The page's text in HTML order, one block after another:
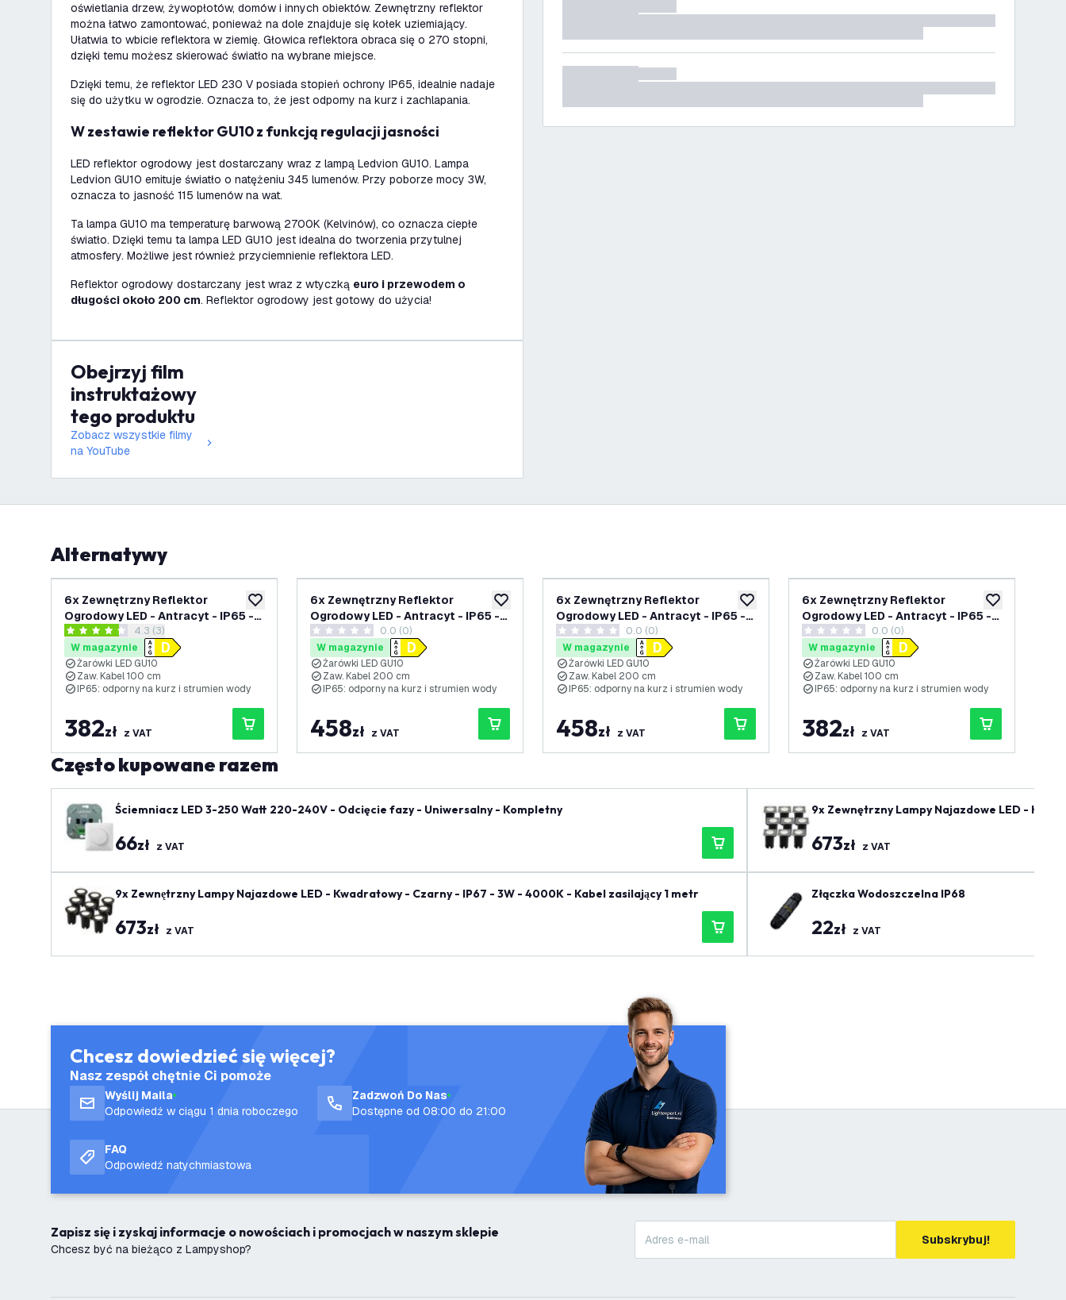
oświetlania drzew, żywopłotów, domów i innych obiektów. Zewnętrzny reflektor
można łatwo zamontować, ponieważ na dole znajduje się kołek uziemiający.
Ułatwia to wbicie reflektora w ziemię. Głowica reflektora obraca się o 270 stopni,
dzięki temu możesz skierować światło na wybrane miejsce.
Dzięki temu, że reflektor LED 230 V posiada stopień ochrony IP65, idealnie nadaje
się do użytku w ogrodzie. Oznacza to, że jest odporny na kurz i zachlapania.
W zestawie reflektor GU10 z funkcją regulacji jasności
LED reflektor ogrodowy jest dostarczany wraz z lampą Ledvion GU10. Lampa
Ledvion GU10 emituje światło o natężeniu 345 lumenów. Przy poborze mocy 3W,
oznacza to jasność 115 lumenów na wat.
Ta lampa GU10 ma temperaturę barwową 2700K (Kelvinów), co oznacza ciepłe
światło. Dzięki temu ta lampa LED GU10 jest idealna do tworzenia przytulnej
atmosfery. Możliwe jest również przyciemnienie reflektora LED.
Reflektor ogrodowy dostarczany jest wraz z wtyczką euro i przewodem o
długości około 200 cm. Reflektor ogrodowy jest gotowy do użycia!
Obejrzyj film
instruktażowy
tego produktu
Zobacz wszystkie filmy
na YouTube
Alternatywy
dodaj do listy życzeń
6x Zewnętrzny Reflektor
Ogrodowy LED - Antracyt - IP65 -
3W - 2700K - Kabel zasilający 1
metr
otwórz panel recenzji
4.3 Gwiazdki oceny
4.3 (3)
W magazynie
Żarówki LED GU10
Zaw. Kabel 100 cm
IP65: odporny na kurz i strumien wody
382zł z VAT
dodaj do listy życzeń
6x Zewnętrzny Reflektor
Ogrodowy LED - Antracyt - IP65 -
3W - 6500K - Kabel zasilający 2
metry
0 Gwiazdki oceny0.0 (0)
W magazynie
Żarówki LED GU10
Zaw. Kabel 200 cm
IP65: odporny na kurz i strumien wody
458zł z VAT
dodaj do listy życzeń
6x Zewnętrzny Reflektor
Ogrodowy LED - Antracyt - IP65 -
3W - 6500K - Kabel zasilający 2
metry
0 Gwiazdki oceny0.0 (0)
W magazynie
Żarówki LED GU10
Zaw. Kabel 200 cm
IP65: odporny na kurz i strumien wody
458zł z VAT
dodaj do listy
6x Zewnętrzny Reflektor
Ogrodowy LED - Antracyt - IP65 -
3W - 4000K - Kabel zasilający 1
metr
0 Gwiazdki oceny0.0 (0)
W magazynie
Żarówki LED GU10
Zaw. Kabel 100 cm
IP65: odporny na kurz i strumien wody
382zł z VAT
Często kupowane razem
Ściemniacz LED 3-250 Watt 220-240V - Odcięcie fazy - Uniwersalny - Kompletny
66zł z VAT
9x Zewnętrzny Lampy Najazdowe LED - Kwadratowy - Czarny - IP67 - 3W - 4000K - Kabel zasilający 1 metr
673zł z VAT
9x Zewnętrzny Lampy Najazdowe LED -
673zł z VAT
Złączka Wodoszczelna IP68
22zł z VAT
Chcesz dowiedzieć się więcej?
Nasz zespół chętnie Ci pomoże
Wyślij Maila
Odpowiedź w ciągu 1 dnia roboczego
Zadzwoń Do Nas
Dostępne od 08:00 do 21:00
FAQ
Odpowiedź natychmiastowa
Zapisz się i zyskaj informacje o nowościach i promocjach w naszym sklepie
Chcesz być na bieżąco z Lampyshop?
Subskrybuj!